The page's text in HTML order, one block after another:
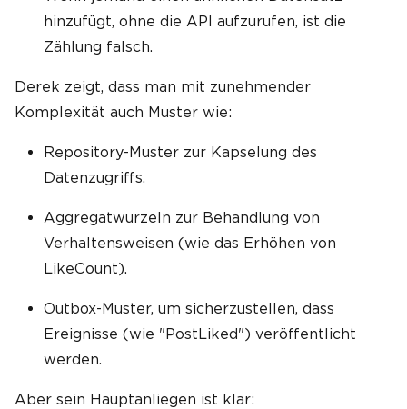
hinzufügt, ohne die API aufzurufen, ist die
Zählung falsch.
Derek zeigt, dass man mit zunehmender
Komplexität auch Muster wie:
Repository-Muster zur Kapselung des
Datenzugriffs.
Aggregatwurzeln zur Behandlung von
Verhaltensweisen (wie das Erhöhen von
LikeCount).
Outbox-Muster, um sicherzustellen, dass
Ereignisse (wie "PostLiked") veröffentlicht
werden.
Aber sein Hauptanliegen ist klar: